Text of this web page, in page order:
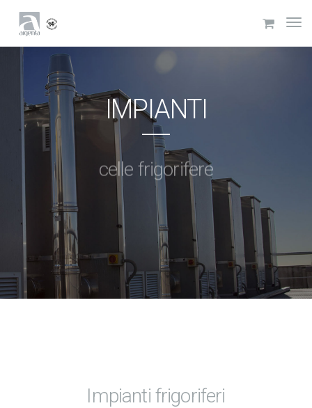
IMPIANTI
armadi refrigerati
Impianti frigoriferi